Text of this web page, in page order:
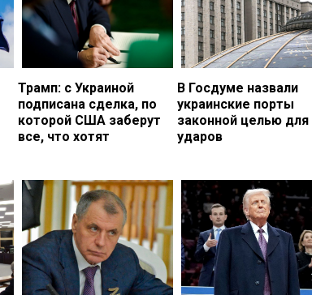
Трамп: с Украиной
подписана сделка, по
которой США заберут
все, что хотят
В Госдуме назвали
украинские порты
законной целью для
ударов